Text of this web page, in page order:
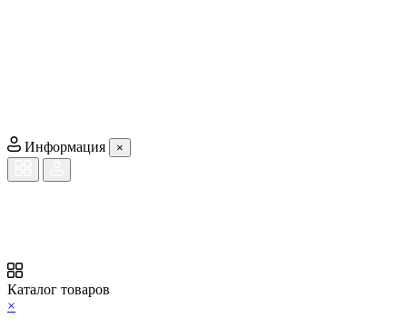
Информация ×
Каталог товаров
×